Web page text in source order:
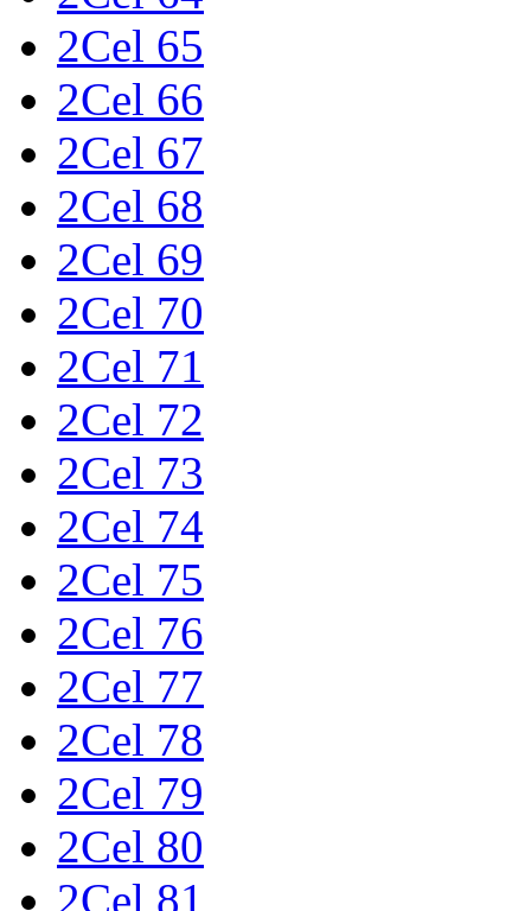
2Cel 65
2Cel 66
2Cel 67
2Cel 68
2Cel 69
2Cel 70
2Cel 71
2Cel 72
2Cel 73
2Cel 74
2Cel 75
2Cel 76
2Cel 77
2Cel 78
2Cel 79
2Cel 80
2Cel 81